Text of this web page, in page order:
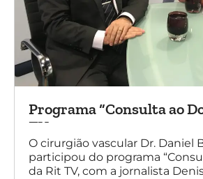
Programa “Consulta ao
TV
O cirurgião vascular Dr. Daniel
participou do programa
da Rit TV, com a jornalista